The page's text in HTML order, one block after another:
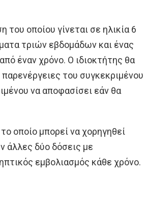
του οποίου γίνεται σε ηλικία 6
τριών εβδομάδων και ένας
έναν χρόνο. Ο ιδιοκτήτης θα
του συγκεκριμένου
να αποφασίσει εάν θα
οποίο μπορεί να χορηγηθεί
άλλες δύο δόσεις με
εμβολιασμός κάθε χρόνο.